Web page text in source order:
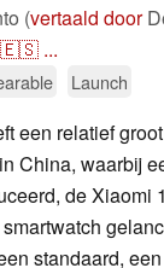
(vertaald door
🇪🇸 ...
Launch
een relatief
China, waarbij
de Xiaomi
standaard,